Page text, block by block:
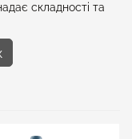
складності та